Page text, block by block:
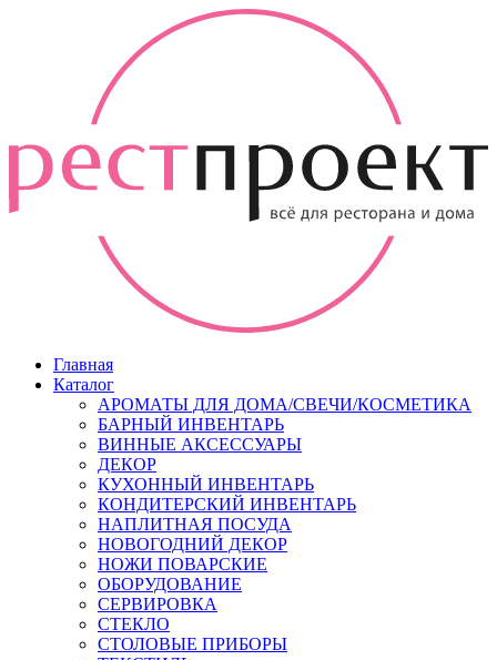
Главная
Каталог
АРОМАТЫ ДЛЯ ДОМА/СВЕЧИ/КОСМЕТИКА
БАРНЫЙ ИНВЕНТАРЬ
ВИННЫЕ АКСЕССУАРЫ
ДЕКОР
КУХОННЫЙ ИНВЕНТАРЬ
КОНДИТЕРСКИЙ ИНВЕНТАРЬ
НАПЛИТНАЯ ПОСУДА
НОВОГОДНИЙ ДЕКОР
НОЖИ ПОВАРСКИЕ
ОБОРУДОВАНИЕ
СЕРВИРОВКА
СТЕКЛО
СТОЛОВЫЕ ПРИБОРЫ